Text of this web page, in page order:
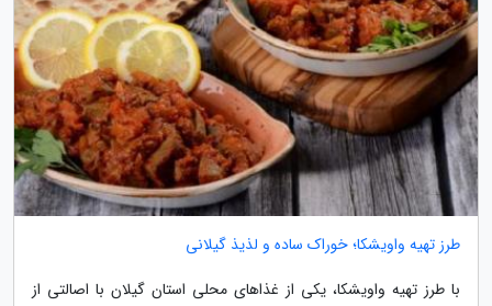
طرز تهیه واویشکا؛ خوراک ساده و لذیذ گیلانی
با طرز تهیه واویشکا، یکی از غذاهای محلی استان گیلان با اصالتی از